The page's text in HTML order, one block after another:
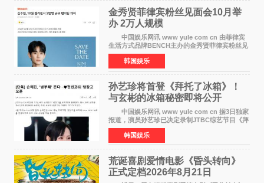
金秀贤菲律宾粉丝见面会10月举
办 2万人规模
中国娱乐网讯 www yule com cn 由菲律宾
生活方式品牌BENCH主办的金秀贤菲律宾粉丝见
面会，将于10月2日在马尼拉SM Mall of
Asia（MOA）竞技场举行，预计规模达2万人。
这也是金秀贤自去年陷
韩国娱乐
孙艺珍将首登《拜托了冰箱》！
与玄彬的冰箱秘密即将公开
中国娱乐网讯 www yule com cn 据3日独家
报道，演员孙艺珍已决定录制JTBC综艺节目《拜
托了冰箱》，目前正在协调具体细节。这是孙艺
珍首次公开个人冰箱，也是她婚后首次以玄彬的
妻子身份参与
韩国娱乐
荒诞喜剧爱情电影《昏头转向》
正式定档2026年8月21日